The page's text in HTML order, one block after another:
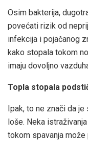
Osim bakterija,
povećati rizik od
infekcija i pojačanog
kako stopala tokom
imaju dovoljno
Topla stopala
Ipak, to ne znači da
loše. Neka
tokom spavanja